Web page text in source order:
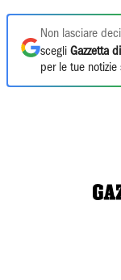
Non lasciare
scegli Gazzetta
per le tue notizie